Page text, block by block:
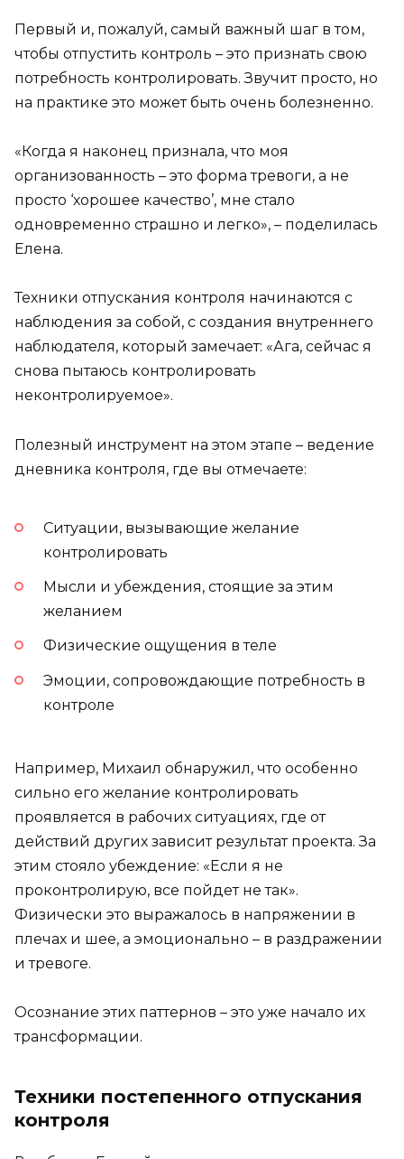
Первый и, пожалуй, самый важный шаг в том,
чтобы отпустить контроль – это признать свою
потребность контролировать. Звучит просто, но
на практике это может быть очень болезненно.
«Когда я наконец признала, что моя
организованность – это форма тревоги, а не
просто ‘хорошее качество’, мне стало
одновременно страшно и легко», – поделилась
Елена.
Техники отпускания контроля начинаются с
наблюдения за собой, с создания внутреннего
наблюдателя, который замечает: «Ага, сейчас я
снова пытаюсь контролировать
неконтролируемое».
Полезный инструмент на этом этапе – ведение
дневника контроля, где вы отмечаете:
Ситуации, вызывающие желание
контролировать
Мысли и убеждения, стоящие за этим
желанием
Физические ощущения в теле
Эмоции, сопровождающие потребность в
контроле
Например, Михаил обнаружил, что особенно
сильно его желание контролировать
проявляется в рабочих ситуациях, где от
действий других зависит результат проекта. За
этим стояло убеждение: «Если я не
проконтролирую, все пойдет не так».
Физически это выражалось в напряжении в
плечах и шее, а эмоционально – в раздражении
и тревоге.
Осознание этих паттернов – это уже начало их
трансформации.
Техники постепенного отпускания
контроля